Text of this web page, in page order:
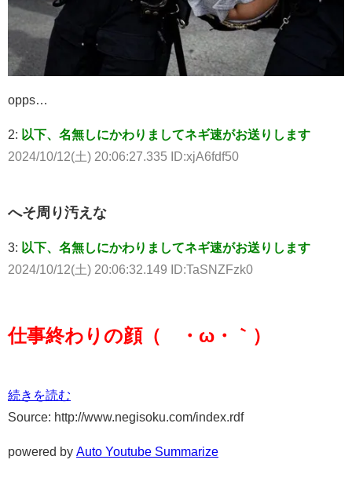
opps…
2: 以下、名無しにかわりましてネギ速がお送りします
2024/10/12(土) 20:06:27.335 ID:xjA6fdf50
へそ周り汚えな
3: 以下、名無しにかわりましてネギ速がお送りします
2024/10/12(土) 20:06:32.149 ID:TaSNZFzk0
仕事終わりの顔（´・ω・｀）
続きを読む
Source: http://www.negisoku.com/index.rdf
powered by Auto Youtube Summarize